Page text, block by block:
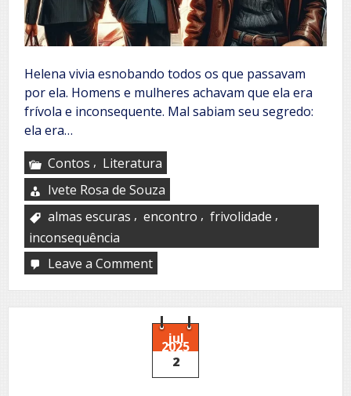
Helena vivia esnobando todos os que passavam
por ela. Homens e mulheres achavam que ela era
frívola e inconsequente. Mal sabiam seu segredo:
ela era…
Contos , Literatura
Ivete Rosa de Souza
almas escuras , encontro , frivolidade ,
inconsequência
Leave a Commenton
encontro
jul
2025
2